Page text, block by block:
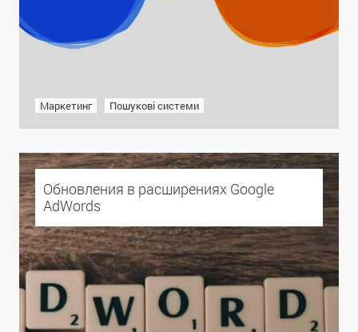
Маркетинг Пошукові системи
Обновления в расширениях Google
AdWords